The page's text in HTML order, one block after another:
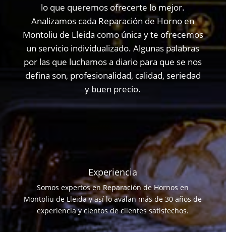
lo que queremos ofrecerte lo mejor.
Analizamos cada Reparación de Horno en
Montoliu de Lleida como única y te ofrecemos
un servicio individualizado. Algunas palabras
por las que luchamos a diario para que se nos
defina son, profesionalidad, calidad, seriedad
y buen precio.
Experiencia
Somos expertos en Reparación de Hornos en
Montoliu de Lleida y así lo avalan más de 30 años de
experiencia y cientos de clientes satisfechos.